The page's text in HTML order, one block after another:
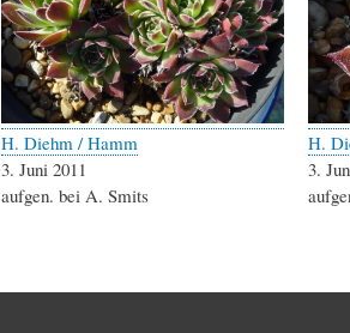
H. Diehm / Hamm
3. Juni 2011
aufgen. bei A. Smits
H.
3.